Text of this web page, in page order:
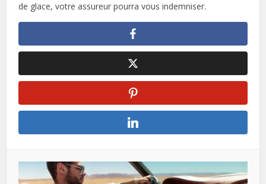
de glace, votre assureur pourra vous indemniser.